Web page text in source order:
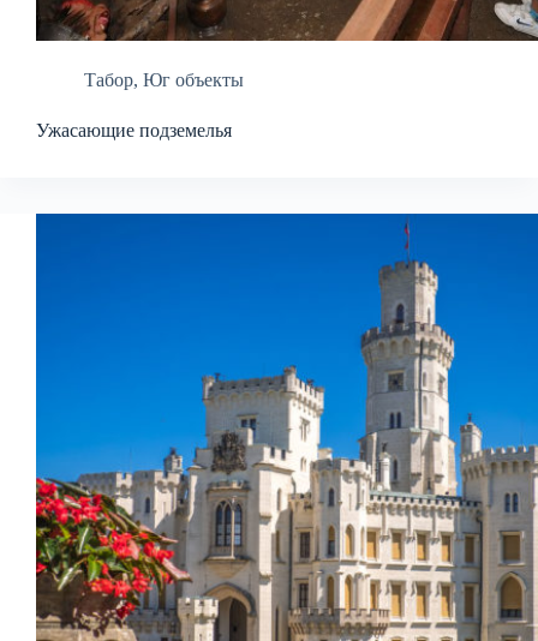
Табор, Юг объекты
Ужасающие подземелья